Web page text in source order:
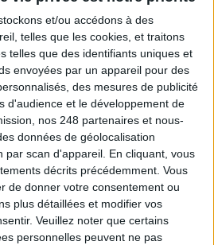
et/ou accédons à des
telles que les cookies, et traitons
telles que des identifiants uniques et
envoyées par un appareil pour des
des mesures de publicité
d'audience et le développement de
nos 248 partenaires et nous-
données de géolocalisation
par scan d'appareil. En cliquant, vous
décrits précédemment. Vous
de donner votre consentement ou
plus détaillées et modifier vos
Veuillez noter que certains
personnelles peuvent ne pas